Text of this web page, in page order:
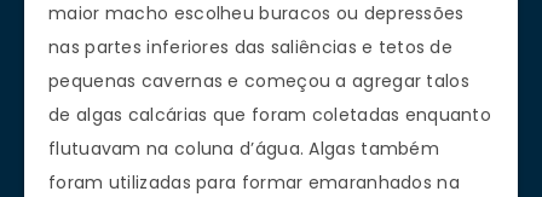
maior macho escolheu buracos ou depressões
nas partes inferiores das saliências e tetos de
pequenas cavernas e começou a agregar talos
de algas calcárias que foram coletadas enquanto
flutuavam na coluna d’água. Algas também
foram utilizadas para formar emaranhados na